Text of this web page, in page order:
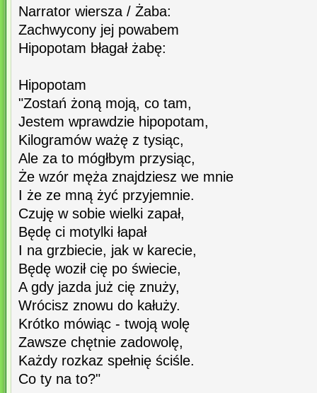
Narrator wiersza / Żaba:
Zachwycony jej powabem
Hipopotam błagał żabę:
Hipopotam
"Zostań żoną moją, co tam,
Jestem wprawdzie hipopotam,
Kilogramów ważę z tysiąc,
Ale za to mógłbym przysiąc,
Że wzór męża znajdziesz we mnie
I że ze mną żyć przyjemnie.
Czuję w sobie wielki zapał,
Będę ci motylki łapał
I na grzbiecie, jak w karecie,
Będę woził cię po świecie,
A gdy jazda już cię znuży,
Wrócisz znowu do kałuży.
Krótko mówiąc - twoją wolę
Zawsze chętnie zadowolę,
Każdy rozkaz spełnię ściśle.
Co ty na to?"